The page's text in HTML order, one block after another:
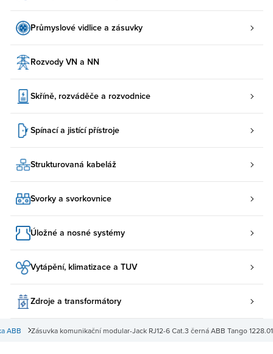
Průmyslové vidlice a zásuvky
Rozvody VN a NN
Skříně, rozváděče a rozvodnice
Spínací a jistící přístroje
Strukturovaná kabeláž
Svorky a svorkovnice
Úložné a nosné systémy
Vytápění, klimatizace a TUV
Zdroje a transformátory
Zásuvka komunikační modular-Jack RJ12-6 Cat.3 černá ABB Tango 1228.01
ABB